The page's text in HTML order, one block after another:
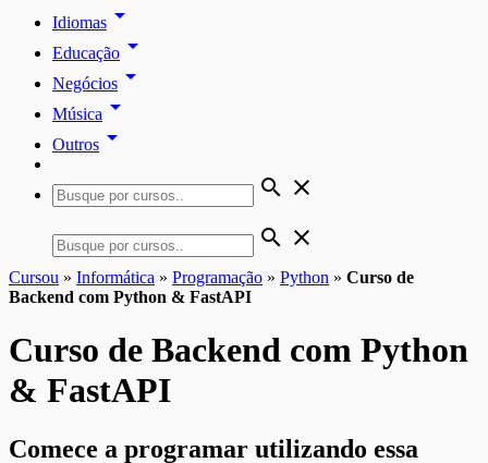
Idiomas arrow_drop_down
Educação arrow_drop_down
Negócios arrow_drop_down
Música arrow_drop_down
Outros arrow_drop_down
search close
search close
Cursou » Informática » Programação » Python » Curso de
Backend com Python & FastAPI
Curso de Backend com Python
& FastAPI
Comece a programar utilizando essa